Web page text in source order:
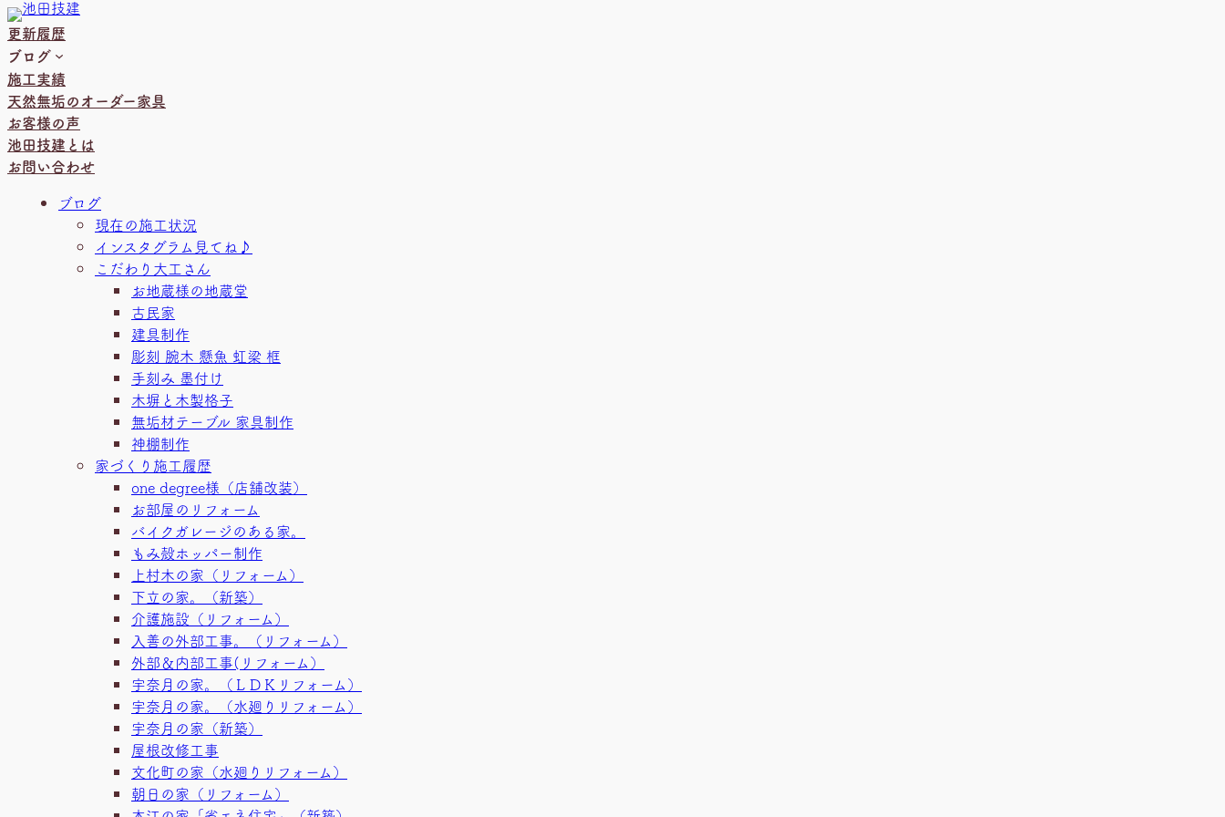
内
容
を
ス
キ
ッ
プ
更新履歴
ブログ
施工実績
天然無垢のオーダー家具
お客様の声
池田技建とは
お問い合わせ
ブログ
現在の施工状況
インスタグラム見てね♪
こだわり大工さん
お地蔵様の地蔵堂
古民家
建具制作
彫刻 腕木 懸魚 虹梁 框
手刻み 墨付け
木塀と木製格子
無垢材テーブル 家具制作
神棚制作
家づくり施工履歴
one degree様（店舗改装）
お部屋のリフォーム
バイクガレージのある家。
もみ殻ホッパー制作
上村木の家（リフォーム）
下立の家。（新築）
介護施設（リフォーム）
入善の外部工事。（リフォーム）
外部＆内部工事(リフォーム）
宇奈月の家。（ＬＤＫリフォーム）
宇奈月の家。（水廻りリフォーム）
宇奈月の家（新築）
屋根改修工事
文化町の家（水廻りリフォーム）
朝日の家（リフォーム）